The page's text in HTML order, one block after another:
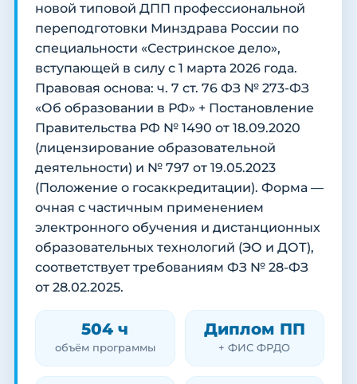
новой типовой ДПП профессиональной
переподготовки Минздрава России по
специальности «Сестринское дело»,
вступающей в силу с 1 марта 2026 года.
Правовая основа: ч. 7 ст. 76 ФЗ № 273-ФЗ
«Об образовании в РФ» + Постановление
Правительства РФ № 1490 от 18.09.2020
(лицензирование образовательной
деятельности) и № 797 от 19.05.2023
(Положение о госаккредитации). Форма —
очная с частичным применением
электронного обучения и дистанционных
образовательных технологий (ЭО и ДОТ),
соответствует требованиям ФЗ № 28-ФЗ
от 28.02.2025.
504 ч
объём программы
Диплом ПП
+ ФИС ФРДО